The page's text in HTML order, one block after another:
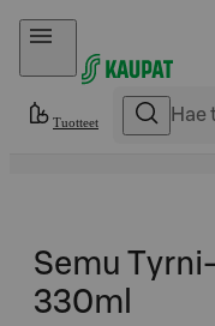
Hyppää sisältöön
Tuotteet
Semu
330ml